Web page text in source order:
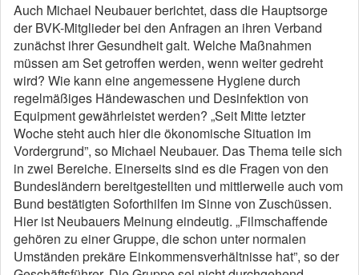
Auch Michael Neubauer berichtet, dass die Hauptsorge
der BVK-Mitglieder bei den Anfragen an ihren Verband
zunächst ihrer Gesundheit galt. Welche Maßnahmen
müssen am Set getroffen werden, wenn weiter gedreht
wird? Wie kann eine angemessene Hygiene durch
regelmäßiges Händewaschen und Desinfektion von
Equipment gewährleistet werden? „Seit Mitte letzter
Woche steht auch hier die ökonomische Situation im
Vordergrund”, so Michael Neubauer. Das Thema teile sich
in zwei Bereiche. Einerseits sind es die Fragen von den
Bundesländern bereitgestellten und mittlerweile auch vom
Bund bestätigten Soforthilfen im Sinne von Zuschüssen.
Hier ist Neubauers Meinung eindeutig. „Filmschaffende
gehören zu einer Gruppe, die schon unter normalen
Umständen prekäre Einkommensverhältnisse hat”, so der